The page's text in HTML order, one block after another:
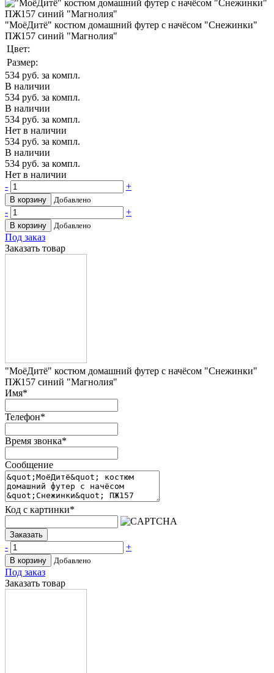
"МоёДитё" костюм домашний футер с начёсом "Снежинки"
ПЖ157 синий "Магнолия"
Цвет:
Размер:
534 руб. за компл.
В наличии
534 руб. за компл.
В наличии
534 руб. за компл.
Нет в наличии
534 руб. за компл.
В наличии
534 руб. за компл.
Нет в наличии
-
+
В корзину Добавлено
- +
В корзину Добавлено
Под заказ
Заказать товар
"МоёДитё" костюм домашний футер с начёсом "Снежинки"
ПЖ157 синий "Магнолия"
Имя*
Телефон*
Время звонка*
Сообщение
Код с картинки*
Заказать
- +
В корзину Добавлено
Под заказ
Заказать товар